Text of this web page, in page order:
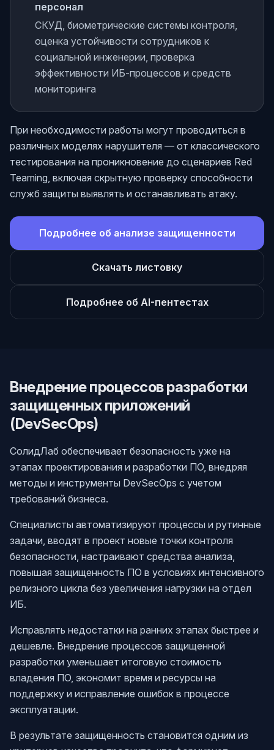
персонал
СКУД, биометрические системы контроля,
оценка устойчивости сотрудников к
социальной инженерии, проверка
эффективности ИБ-процессов и средств
мониторинга
При необходимости работы могут проводиться в
различных моделях нарушителя — от классического
тестирования на проникновение до сценариев Red
Teaming, включая скрытную проверку способности
служб защиты выявлять и останавливать атаку.
Подробнее об анализе защищенности
Скачать листовку
Подробнее об AI-пентестах
Внедрение процессов разработки
защищенных приложений
(DevSecOps)
СолидЛаб обеспечивает безопасность уже на
этапах проектирования и разработки ПО, внедряя
методы и инструменты DevSecOps с учетом
требований бизнеса.
Специалисты автоматизируют процессы и рутинные
задачи, вводят в проект новые точки контроля
безопасности, настраивают средства анализа,
повышая защищенность ПО в условиях интенсивного
релизного цикла без увеличения нагрузки на отдел
ИБ.
Исправлять недостатки на ранних этапах быстрее и
дешевле. Внедрение процессов защищенной
разработки уменьшает итоговую стоимость
владения ПО, экономит время и ресурсы на
поддержку и исправление ошибок в процессе
эксплуатации.
В результате защищенность становится одним из